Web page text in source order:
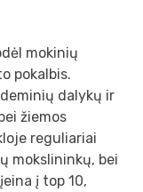
mokinių
pokalbis.
dalykų ir
žiemos
reguliariai
mokslininkų, bei
į top 10,